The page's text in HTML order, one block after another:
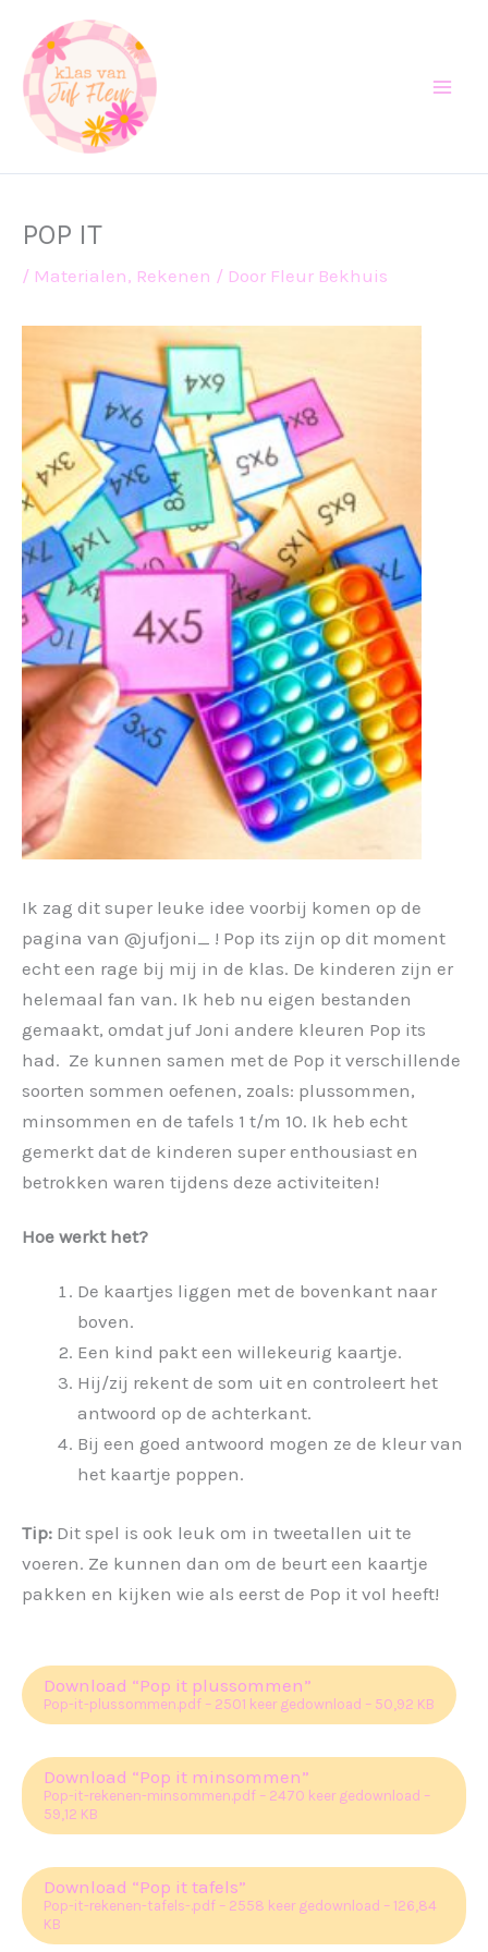
naar
inhoud
POP IT
/ Materialen, Rekenen / Door Fleur Bekhuis
Ik zag dit super leuke idee voorbij komen op de
pagina van @jufjoni_ ! Pop its zijn op dit moment
echt een rage bij mij in de klas. De kinderen zijn er
helemaal fan van. Ik heb nu eigen bestanden
gemaakt, omdat juf Joni andere kleuren Pop its
had. Ze kunnen samen met de Pop it verschillende
soorten sommen oefenen, zoals: plussommen,
minsommen en de tafels 1 t/m 10. Ik heb echt
gemerkt dat de kinderen super enthousiast en
betrokken waren tijdens deze activiteiten!
Hoe werkt het?
De kaartjes liggen met de bovenkant naar
boven.
Een kind pakt een willekeurig kaartje.
Hij/zij rekent de som uit en controleert het
antwoord op de achterkant.
Bij een goed antwoord mogen ze de kleur van
het kaartje poppen.
Tip: Dit spel is ook leuk om in tweetallen uit te
voeren. Ze kunnen dan om de beurt een kaartje
pakken en kijken wie als eerst de Pop it vol heeft!
Download “Pop it plussommen”
Pop-it-plussommen.pdf – 2501 keer gedownload – 50,92 KB
Download “Pop it minsommen”
Pop-it-rekenen-minsommen.pdf – 2470 keer gedownload –
59,12 KB
Download “Pop it tafels”
Pop-it-rekenen-tafels-.pdf – 2558 keer gedownload – 126,84
KB